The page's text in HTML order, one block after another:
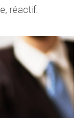
réactif.